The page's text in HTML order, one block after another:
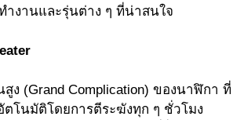
งานและรุ่นต่าง ๆ ที่น่าสนใจ
ง (Grand Complication) ของนาฬิกา ที่
ตโนมัติโดยการตีระฆังทุก ๆ ชั่วโมง